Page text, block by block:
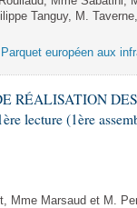
Tanguy, M.
européen aux
RÉALISATION
lecture (1ère
Mme Marsaud et M.